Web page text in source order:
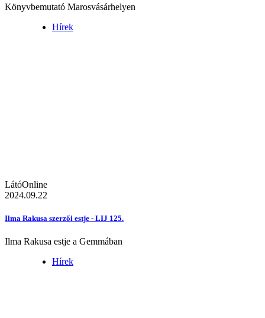
Könyvbemutató Marosvásárhelyen
Hírek
LátóOnline
2024.09.22
Ilma Rakusa szerzői estje - LIJ 125.
Ilma Rakusa estje a Gemmában
Hírek